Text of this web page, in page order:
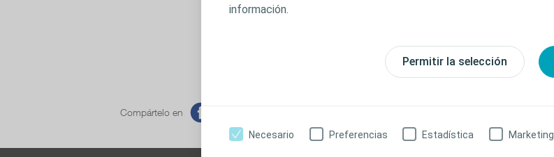
información.
Permitir la selección
Necesario Preferencias Estadística Marketing
Horario de atención telefónica:
Compártelo en